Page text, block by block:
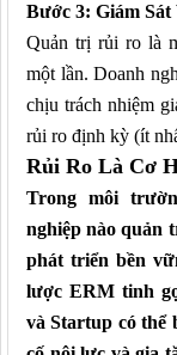
Bước 3: Giám
Quản trị rủi ro là
một lần. Doanh
chịu trách nhiệm
rủi ro định kỳ (ít
Rủi Ro Là Cơ
Trong môi
nghiệp nào quản
phát triển bền
lược ERM tinh
và Startup có thể